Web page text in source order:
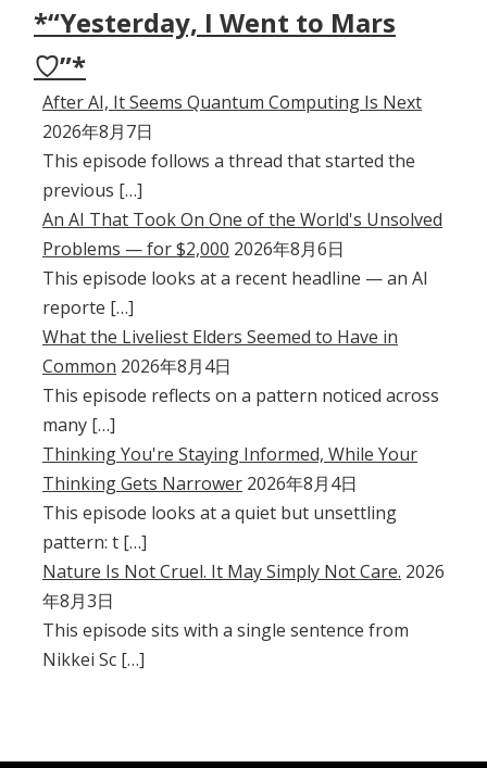
*“Yesterday, I Went to Mars
♡”*
After AI, It Seems Quantum Computing Is Next
2026年8月7日
This episode follows a thread that started the
previous […]
An AI That Took On One of the World's Unsolved
Problems — for $2,000 2026年8月6日
This episode looks at a recent headline — an AI
reporte […]
What the Liveliest Elders Seemed to Have in
Common 2026年8月4日
This episode reflects on a pattern noticed across
many […]
Thinking You're Staying Informed, While Your
Thinking Gets Narrower 2026年8月4日
This episode looks at a quiet but unsettling
pattern: t […]
Nature Is Not Cruel. It May Simply Not Care. 2026
年8月3日
This episode sits with a single sentence from
Nikkei Sc […]